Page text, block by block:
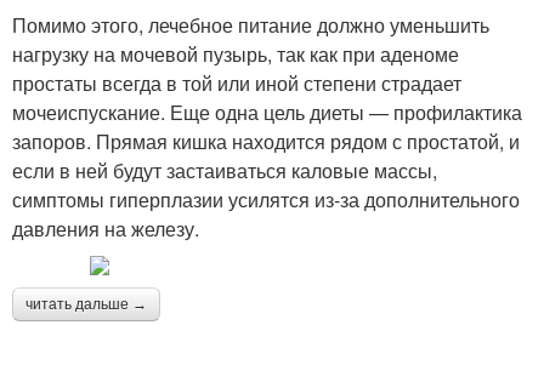
Помимо этого, лечебное питание должно уменьшить
нагрузку на мочевой пузырь, так как при аденоме
простаты всегда в той или иной степени страдает
мочеиспускание. Еще одна цель диеты — профилактика
запоров. Прямая кишка находится рядом с простатой, и
если в ней будут застаиваться каловые массы,
симптомы гиперплазии усилятся из-за дополнительного
давления на железу.
читать дальше →